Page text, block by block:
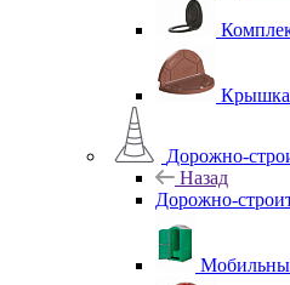
Крышка
Дорожно-
Назад
Дорожно-